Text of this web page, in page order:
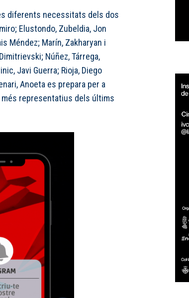
diferents necessitats dels dos
Elustondo, Zubeldia, Jon
Méndez; Marín, Zakharyan i
Núñez, Tárrega,
Javi Guerra; Rioja, Diego
Anoeta es prepara per a
representatius dels últims